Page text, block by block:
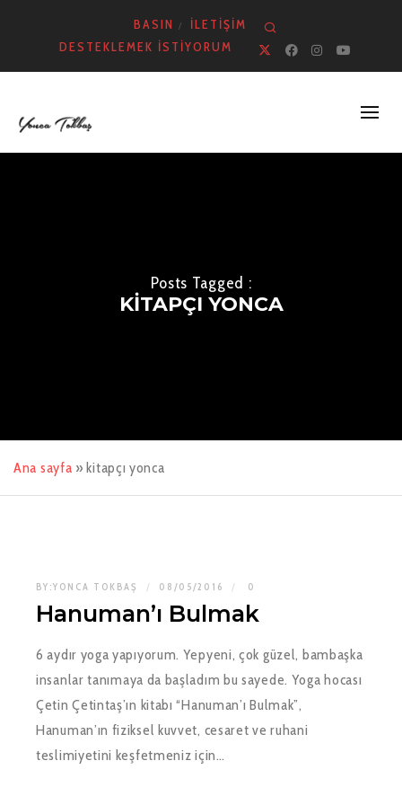
BASIN İLETIŞIM
DESTEKLEMEK İSTIYORUM Facebook
Posts Tagged :
KITAPÇI YONCA
Ana sayfa »kitapçı yonca
BY:YONCA TOKBAŞ 08/05/2016 0
Hanuman’ı Bulmak
6 aydır yoga yapıyorum. Yepyeni, çok güzel, bambaşka
insanlar tanımaya da başladım bu sayede. Yoga hocası
Çetin Çetintaş’ın kitabı “Hanuman’ı Bulmak”,
Hanuman’ın fiziksel kuvvet, cesaret ve ruhani
teslimiyetini keşfetmeniz için…